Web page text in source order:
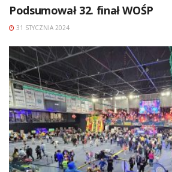
Podsumował 32. finał WOŚP
31 STYCZNIA 2024